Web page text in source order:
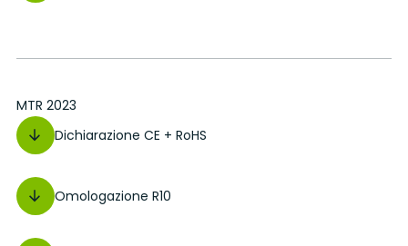
MTR 2023
Dichiarazione CE + RoHS
Omologazione R10